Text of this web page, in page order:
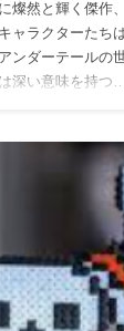
燦然と輝く傑作
ャラクターたち
ンダーテールの
深い意味を持つ…